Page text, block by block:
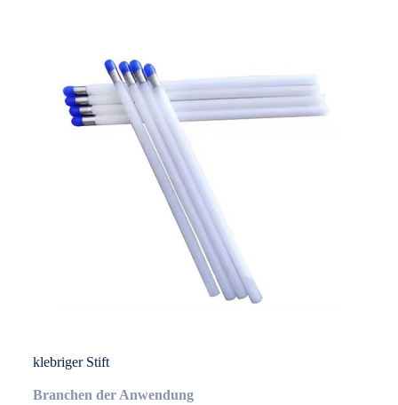
klebriger Stift
Branchen der Anwendung